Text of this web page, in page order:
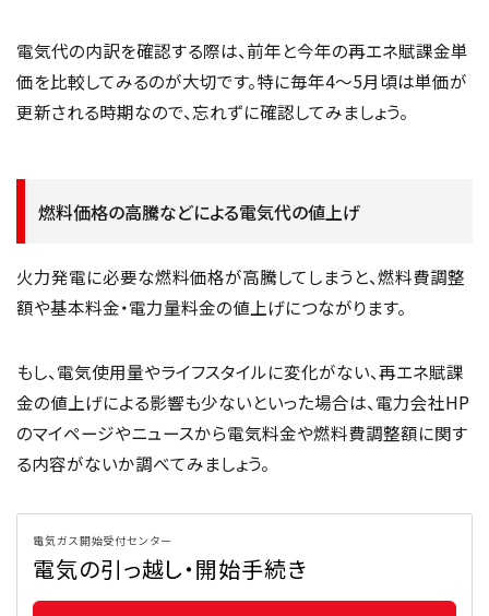
電気代の内訳を確認する際は、前年と今年の再エネ賦課金単
価を比較してみるのが大切です。特に毎年4～5月頃は単価が
更新される時期なので、忘れずに確認してみましょう。
燃料価格の高騰などによる電気代の値上げ
火力発電に必要な燃料価格が高騰してしまうと、燃料費調整
額や基本料金・電力量料金の値上げにつながります。
もし、電気使用量やライフスタイルに変化がない、再エネ賦課
金の値上げによる影響も少ないといった場合は、電力会社HP
のマイページやニュースから電気料金や燃料費調整額に関す
る内容がないか調べてみましょう。
電気ガス開始受付センター
電気の引っ越し・開始手続き